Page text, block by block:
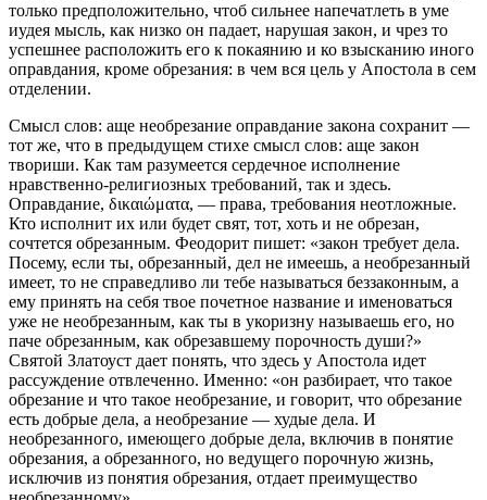
только предположительно, чтоб сильнее напечатлеть в уме
иудея мысль, как низко он падает, нарушая закон, и чрез то
успешнее расположить его к покаянию и ко взысканию иного
оправдания, кроме обрезания: в чем вся цель у Апостола в сем
отделении.
Смысл слов: аще необрезание оправдание закона сохранит —
тот же, что в предыдущем стихе смысл слов: аще закон
твориши. Как там разумеется сердечное исполнение
нравственно-религиозных требований, так и здесь.
Оправдание, δικαιώματα, — права, требования неотложные.
Кто исполнит их или будет свят, тот, хоть и не обрезан,
сочтется обрезанным. Феодорит пишет: «закон требует дела.
Посему, если ты, обрезанный, дел не имеешь, а необрезанный
имеет, то не справедливо ли тебе называться беззаконным, а
ему принять на себя твое почетное название и именоваться
уже не необрезанным, как ты в укоризну называешь его, но
паче обрезанным, как обрезавшему порочность души?»
Святой Златоуст дает понять, что здесь у Апостола идет
рассуждение отвлеченно. Именно: «он разбирает, что такое
обрезание и что такое необрезание, и говорит, что обрезание
есть добрые дела, а необрезание — худые дела. И
необрезанного, имеющего добрые дела, включив в понятие
обрезания, а обрезанного, но ведущего порочную жизнь,
исключив из понятия обрезания, отдает преимущество